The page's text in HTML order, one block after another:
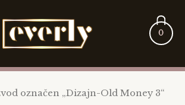
0
označen „Dizajn-Old Money 3“